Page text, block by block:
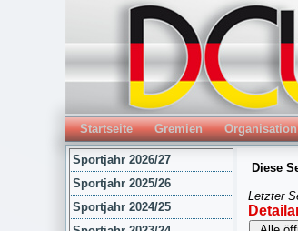
Startseite Gremien Organisation
Sportjahr 2026/27
Sportjahr 2025/26
Sportjahr 2024/25